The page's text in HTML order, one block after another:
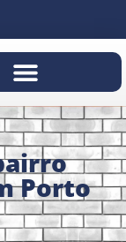
Porto